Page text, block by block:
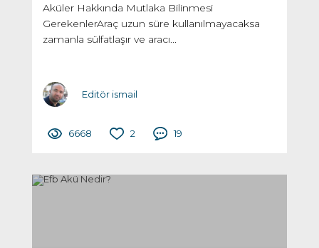
Aküler Hakkında Mutlaka Bilinmesi
GerekenlerAraç uzun süre kullanılmayacaksa
zamanla sülfatlaşır ve aracı...
Editör ismail
6668 2 19